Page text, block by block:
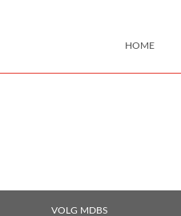
HOME
VOLG MDBS